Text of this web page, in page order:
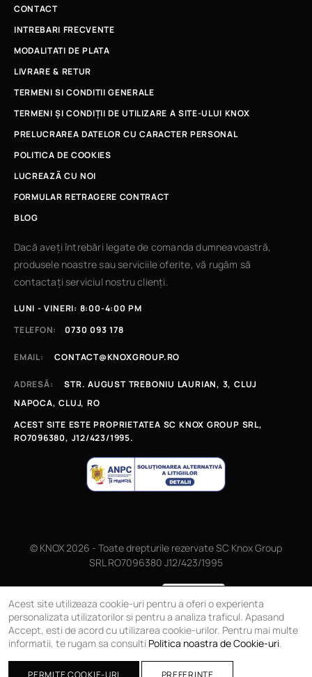
CONTACT
INTREBARI FRECVENTE
MODALITATI DE PLATA
LIVRARE & RETUR
TERMENI SI CONDITII GENERALE
TERMENI ȘI CONDIȚII DE UTILIZARE A SITE-ULUI KNOX
PRELUCRAREA DATELOR CU CARACTER PERSONAL
POLITICA DE COOKIES
LUCREAZÃ CU NOI
FORMULAR RETRAGERE CONTRACT
BLOG
Dacă aveți întrebări legate de comanda dumneavoastră,
produsele noastre sau serviciile oferite, vă rugăm să
contactați serviciul nostru clienți.
LUNI - VINERI: 8:00-4:00 PM
TELEFON:
0730 093 178
EMAIL: CONTACT@KNOXGROUP.RO
ADRESĂ:
STR. AUGUST TREBONIU LAURIAN, 3, CLUJ
NAPOCA, CLUJ, RO
ACEST SITE ESTE PROPRIETATEA SC KNOX GROUP SRL,
RO7096380, J12/423/1995.
© KNOX 2026 - Toate drepturile rezervate SC Knox Group
SRL RO7096380 J12/423/1995
Acest site utilizeaza cookie-uri pentru a oferi o experienta
personalizata utilizatorilor si pentru a analiza traficul. Apasand
Accept, esti de acord cu utilizarea cookie-urilor. Pentru mai multe
informatii, te rugam sa consulti Politica noastra de Cookie-uri.
PERMITE COOKIE-URI PREFERINTE